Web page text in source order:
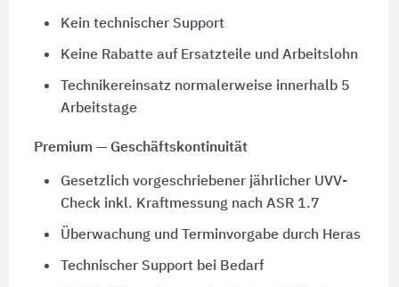
Kein technischer Support
Keine Rabatte auf Ersatzteile und Arbeitslohn
Technikereinsatz normalerweise innerhalb 5
Arbeitstage
Premium — Geschäftskontinuität
Gesetzlich vorgeschriebener jährlicher UVV-
Check inkl. Kraftmessung nach ASR 1.7
Überwachung und Terminvorgabe durch Heras
Technischer Support bei Bedarf